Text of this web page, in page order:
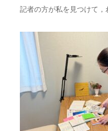
記者の方が私を見つけて